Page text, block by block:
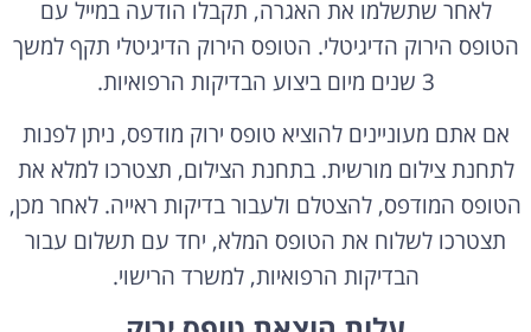
הטופס הירוק הדיגיטלי. הטופס הירוק הדיגיטלי תקף למשך
3 שנים מיום ביצוע הבדיקות הרפואיות.
אם אתם מעוניינים להוציא טופס ירוק מודפס, ניתן לפנות
לתחנת צילום מורשית. בתחנת הצילום, תצטרכו למלא את
הטופס המודפס, להצטלם ולעבור בדיקות ראייה. לאחר מכן,
תצטרכו לשלוח את הטופס המלא, יחד עם תשלום עבור
הבדיקות הרפואיות, למשרד הרישוי.
עלות הוצאת טופס ירוק